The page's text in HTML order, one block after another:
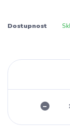
Dostupnost